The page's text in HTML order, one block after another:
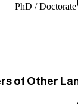
PhD / Doctorate
of Other